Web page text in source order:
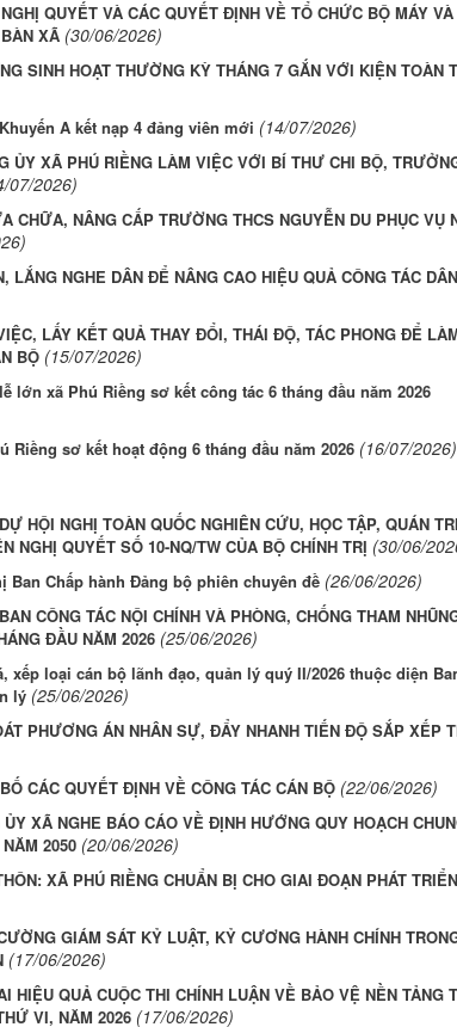
QUYẾT VÀ CÁC QUYẾT ĐỊNH VỀ TỔ CHỨC BỘ MÁY
XÃ (30/06/2026)
SINH HOẠT THƯỜNG KỲ THÁNG 7 GẮN VỚI KIỆN TOÀN
A kết nạp 4 đảng viên mới (14/07/2026)
ỦY XÃ PHÚ RIỀNG LÀM VIỆC VỚI BÍ THƯ CHI BỘ,
07/2026)
CHỮA, NÂNG CẤP TRƯỜNG THCS NGUYỄN DU PHỤC VỤ
LẮNG NGHE DÂN ĐỂ NÂNG CAO HIỆU QUẢ CÔNG TÁC
LẤY KẾT QUẢ THAY ĐỔI, THÁI ĐỘ, TÁC PHONG ĐỂ
BỘ (15/07/2026)
lớn xã Phú Riềng sơ kết công tác 6 tháng đầu năm 2026
Riềng sơ kết hoạt động 6 tháng đầu năm 2026 (16/07/2026)
HỘI NGHỊ TOÀN QUỐC NGHIÊN CỨU, HỌC TẬP, QUÁN
NGHỊ QUYẾT SỐ 10-NQ/TW CỦA BỘ CHÍNH TRỊ (30/06/
Ban Chấp hành Đảng bộ phiên chuyên đề (26/06/2026)
CÔNG TÁC NỘI CHÍNH VÀ PHÒNG, CHỐNG THAM
ĐẦU NĂM 2026 (25/06/2026)
xếp loại cán bộ lãnh đạo, quản lý quý II/2026 thuộc diện
lý (25/06/2026)
PHƯƠNG ÁN NHÂN SỰ, ĐẨY NHANH TIẾN ĐỘ SẮP XẾP
CÁC QUYẾT ĐỊNH VỀ CÔNG TÁC CÁN BỘ (22/06/2026)
XÃ NGHE BÁO CÁO VỀ ĐỊNH HƯỚNG QUY HOẠCH
2050 (20/06/2026)
XÃ PHÚ RIỀNG CHUẨN BỊ CHO GIAI ĐOẠN PHÁT
GIÁM SÁT KỶ LUẬT, KỶ CƯƠNG HÀNH CHÍNH
(17/06/2026)
HIỆU QUẢ CUỘC THI CHÍNH LUẬN VỀ BẢO VỆ NỀN TẢNG
VI, NĂM 2026 (17/06/2026)